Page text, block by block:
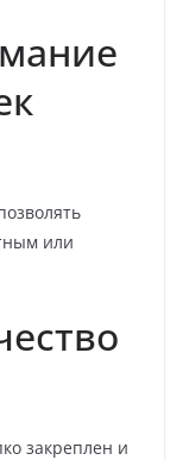
или
закреплен и